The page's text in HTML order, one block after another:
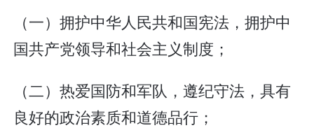
（一）拥护中华人民共和国宪法，拥护中
国共产党领导和社会主义制度；
（二）热爱国防和军队，遵纪守法，具有
良好的政治素质和道德品行；